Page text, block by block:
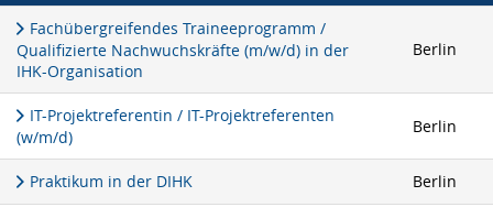
Fachübergreifendes Traineeprogramm /
Qualifizierte Nachwuchskräfte (m/w/d) in der
IHK-Organisation
Berlin
IT-Projektreferentin / IT-Projektreferenten
(w/m/d)
Berlin
Praktikum in der DIHK Berlin